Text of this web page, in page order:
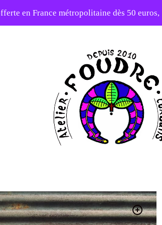
en France métropolitaine dès 50